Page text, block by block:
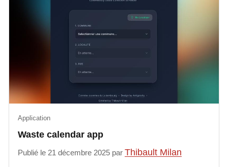
Waste calendar app
Application
Publié le 21 décembre 2025 parThibault Milan